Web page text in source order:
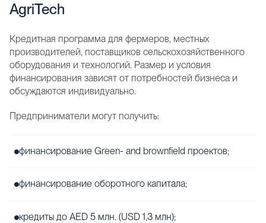
AgriTech
Кредитная программа для фермеров, местных
производителей, поставщиков сельскохозяйственного
оборудования и технологий. Размер и условия
финансирования зависят от потребностей бизнеса и
обсуждаются индивидуально.
Предприниматели могут получить:
финансирование Green- and brownfield проектов;
финансирование оборотного капитала;
кредиты до AED 5 млн. (USD 1,3 млн);